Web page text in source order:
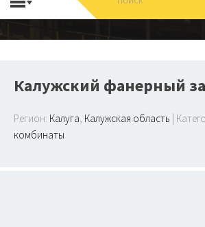
Калужский фанерный
Регион: Калуга, Калужская область |
комбинаты